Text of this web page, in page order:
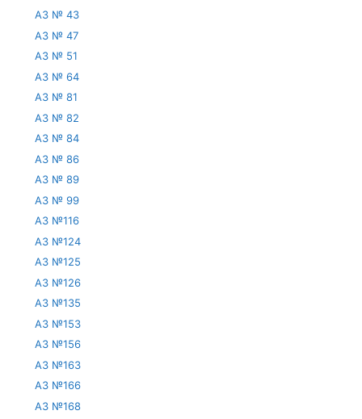
АЗ № 43
АЗ № 47
АЗ № 51
АЗ № 64
АЗ № 81
АЗ № 82
АЗ № 84
АЗ № 86
АЗ № 89
АЗ № 99
АЗ №116
АЗ №124
АЗ №125
АЗ №126
АЗ №135
АЗ №153
АЗ №156
АЗ №163
АЗ №166
АЗ №168